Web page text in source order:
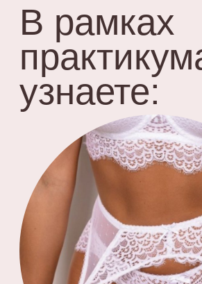
как снимать мерки
как выбирать правильный тип
и размер каркаса и формованной
чашки в зависимости от размера
груди
как работать с эластичным
кружевом и резинками для белья
как строить выкройки трусиков,
бюстье и пояса для чулок